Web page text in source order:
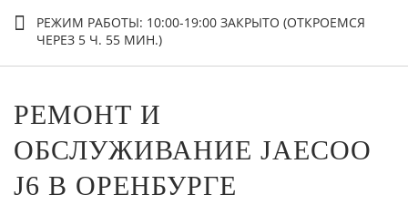
РЕЖИМ РАБОТЫ: 10:00-19:00 ЗАКРЫТО (ОТКРОЕМСЯ
ЧЕРЕЗ 5 Ч. 55 МИН.)
РЕМОНТ И
ОБСЛУЖИВАНИЕ JAECOO
J6 В ОРЕНБУРГЕ